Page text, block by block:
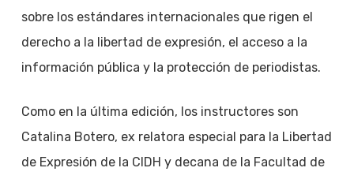
sobre los estándares internacionales que rigen el
derecho a la libertad de expresión, el acceso a la
información pública y la protección de periodistas.
Como en la última edición, los instructores son
Catalina Botero, ex relatora especial para la Libertad
de Expresión de la CIDH y decana de la Facultad de